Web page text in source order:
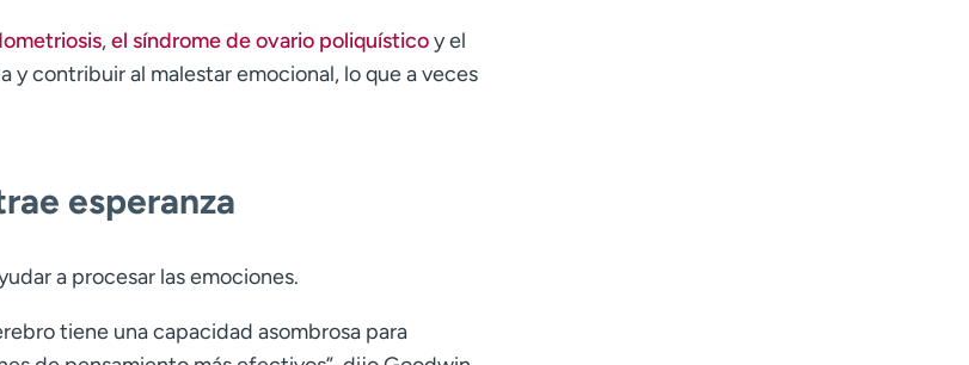
,el síndrome de ovario poliquísticoy el
y contribuir al malestar emocional, lo que a veces
esperanza
a procesar las emociones.
tiene una capacidad asombrosa para